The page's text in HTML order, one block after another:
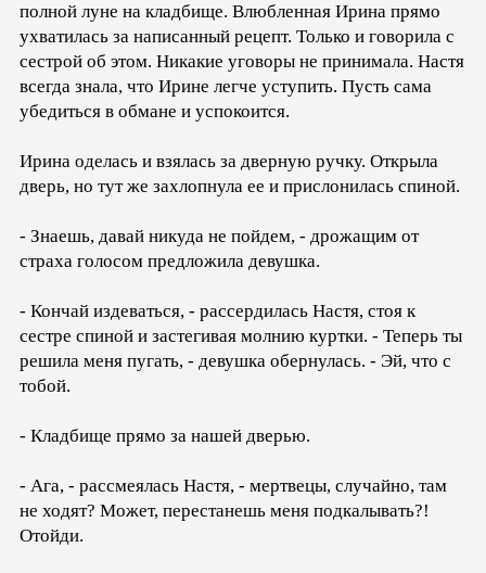
полной луне на кладбище. Влюбленная Ирина прямо
ухватилась за написанный рецепт. Только и говорила с
сестрой об этом. Никакие уговоры не принимала. Настя
всегда знала, что Ирине легче уступить. Пусть сама
убедиться в обмане и успокоится.
Ирина оделась и взялась за дверную ручку. Открыла
дверь, но тут же захлопнула ее и прислонилась спиной.
- Знаешь, давай никуда не пойдем, - дрожащим от
страха голосом предложила девушка.
- Кончай издеваться, - рассердилась Настя, стоя к
сестре спиной и застегивая молнию куртки. - Теперь ты
решила меня пугать, - девушка обернулась. - Эй, что с
тобой.
- Кладбище прямо за нашей дверью.
- Ага, - рассмеялась Настя, - мертвецы, случайно, там
не ходят? Может, перестанешь меня подкалывать?!
Отойди.